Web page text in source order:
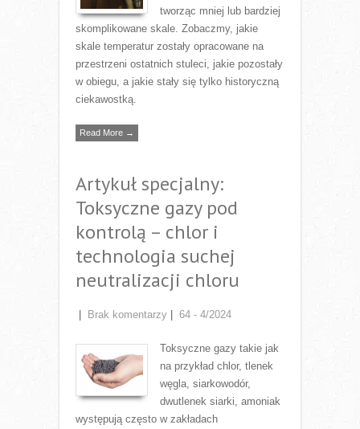
tworząc mniej lub bardziej
skomplikowane skale. Zobaczmy, jakie
skale temperatur zostały opracowane na
przestrzeni ostatnich stuleci, jakie pozostały
w obiegu, a jakie stały się tylko historyczną
ciekawostką.
Read More →
Artykuł specjalny:
Toksyczne gazy pod
kontrolą – chlor i
technologia suchej
neutralizacji chloru
Brak komentarzy 64 - 4/2024
Toksyczne gazy takie jak
na przykład chlor, tlenek
węgla, siarkowodór,
dwutlenek siarki, amoniak
występują często w zakładach